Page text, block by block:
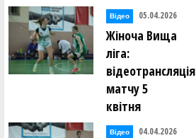
Відео 05.04.2026
Жіноча Вища
ліга:
відеотрансляція
матчу 5
квітня
Відео 04.04.2026